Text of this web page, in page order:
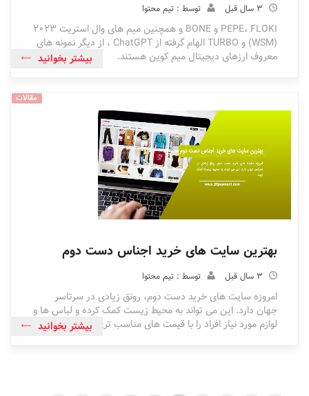
3 سال قبل توسط : تیم محتوا
PEPE، FLOKI و BONE و همچنین میم های وال استریت 2023
(WSM) و TURBO الهام گرفته از ChatGPT ، از دیگر نمونه های
معروف ارزهای دیجیتال میم کوین هستند.
بیشتر بخوانید
مقالات
بهترین سایت های خرید اجناس دست دوم
3 سال قبل توسط : تیم محتوا
امروزه سایت های خرید دست دوم، رونق زیادی در سرتاسر
جهان دارد. این می تواند به محیط زیست کمک کرده و لباس ها و
لوازم مورد نیاز افراد را با قیمت های مناسب تری ارائه کند.
بیشتر بخوانید